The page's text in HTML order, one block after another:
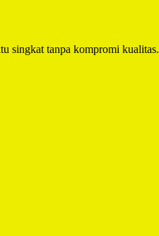
singkat tanpa kompromi kualitas.